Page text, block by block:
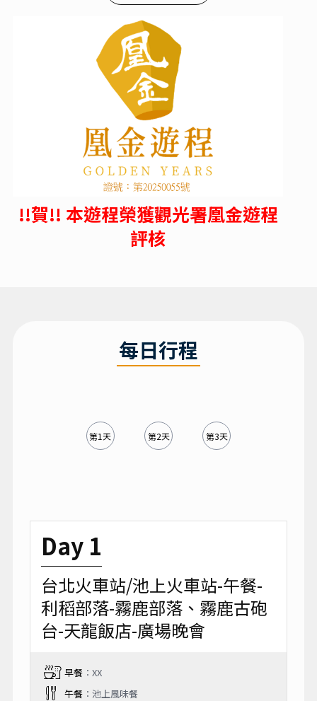
!!賀!! 本遊程榮獲觀光署凰金遊程
評核
每日行程
第1天 第2天 第3天
Day 1
台北火車站/池上火車站-午餐-
利稻部落-霧鹿部落、霧鹿古砲
台-天龍飯店-廣場晚會
早餐：XX
午餐：池上風味餐